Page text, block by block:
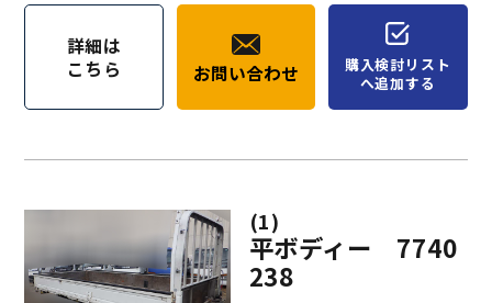
詳細は
こちら
お問い合わせ
購入検討リスト
へ追加する
(1)
平ボディー 7740
238